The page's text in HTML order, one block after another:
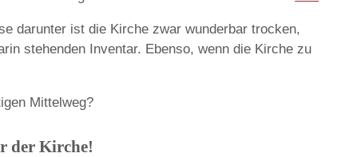
darunter ist die Kirche zwar wunderbar trocken,
stehenden Inventar. Ebenso, wenn die Kirche zu
Mittelweg?
der Kirche!